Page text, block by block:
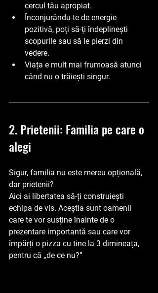
cercul tău apropiat.
Înconjurându-te de energie
pozitivă, poți să-ți îndeplinești
scopurile sau să le pierzi din
vedere.
Viața e mult mai frumoasă atunci
când nu o trăiești singur.
2. Prietenii: Familia pe care o
alegi
Sigur, familia nu este mereu opțională,
dar prietenii?
Aici ai libertatea să-ți construiești
echipa de vis. Aceștia sunt oamenii
care te vor susține înainte de o
prezentare importantă sau care vor
împărți o pizza cu tine la 3 dimineața,
pentru că „de ce nu?”